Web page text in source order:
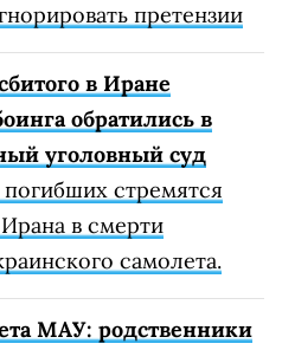
претензии
в Иране
обратились в
уголовный суд
стремятся
в смерти
самолета.
МАУ: родственники